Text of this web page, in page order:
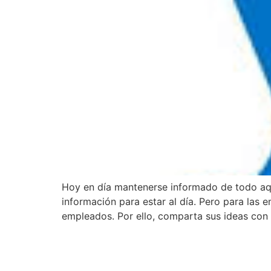
Hoy en día mantenerse informado de todo
información para estar al día. Pero para las
empleados. Por ello, comparta sus ideas